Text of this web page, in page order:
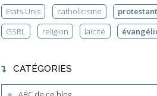
Etats-Unis catholicisme
GSRL
religion laïcité
CATÉGORIES